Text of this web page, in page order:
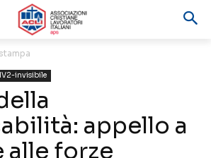
invisibile
appello a
alle forze